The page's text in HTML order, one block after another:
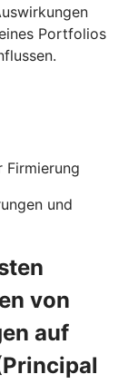
Portfolios
Firmierung
und
von
auf